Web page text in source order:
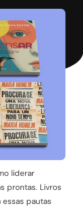
liderar
prontas. Livros
pautas